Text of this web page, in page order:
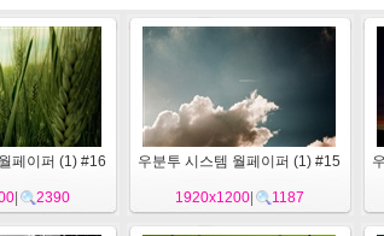
페이퍼 (1) #16
2390
우분투 시스템 월페이퍼 (1) #15
1920x1200| 1187